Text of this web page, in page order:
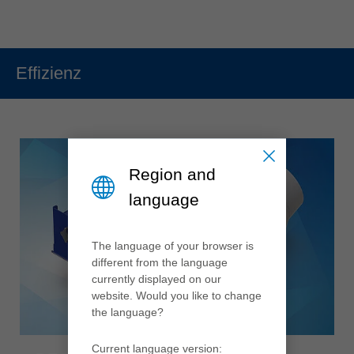
Effizienz
Region and
language
The language of your browser is
different from the language
currently displayed on our
website. Would you like to change
the language?
Current language version: